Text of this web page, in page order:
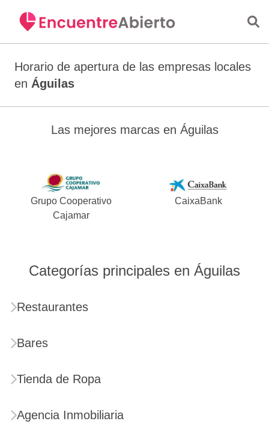
Horario de apertura de las empresas locales
en Águilas
Las mejores marcas en Águilas
Grupo Cooperativo
Cajamar
CaixaBank
Categorías principales en Águilas
Restaurantes
Bares
Tienda de Ropa
Agencia Inmobiliaria